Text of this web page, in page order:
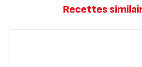
Recettes